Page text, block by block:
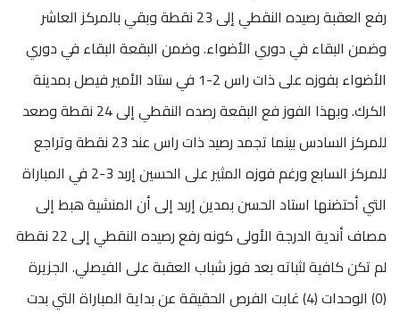
رفع العقبة رصيده النقطي إلى 23 نقطة وبقي بالمركز العاشر
وضمن البقاء في دوري الأضواء. وضمن البقعة البقاء في دوري
الأضواء بفوزه على ذات راس 2-1 في ستاد الأمير فيصل بمدينة
الكرك. وبهذا الفوز فع البقعة رصده النقطي إلى 24 نقطة وصعد
للمركز السادس بينما تجمد رصيد ذات راس عند 23 نقطة وتراجع
للمركز السابع ورغم فوزه المثير على الحسين إربد 3-2 في المباراة
التي أحتضنها استاد الحسن بمدين إربد إلى أن المنشية هبط إلى
مصاف أندية الدرجة الأولى كونه رفع رصيده النقطي إلى 22 نقطة
لم تكن كافية لثباته بعد فوز شباب العقبة على الفيصلي. الجزيرة
(0) الوحدات (4) غابت الفرص الحقيقة عن بداية المباراة التي بدت